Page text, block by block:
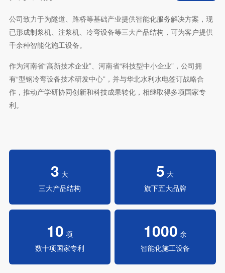
公司致力于为隧道、路桥等基础产业提供智能化服务解决方案，现
已形成制浆机、注浆机、冷弯设备等三大产品结构，可为客户提供
千余种智能化施工设备。
作为河南省“高新技术企业”、河南省“科技型中小企业”，公司拥
有“型钢冷弯设备技术研发中心”，并与华北水利水电签订战略合
作，推动产学研协同创新和科技成果转化，相继取得多项国家专
利。
3 大
三大产品结构
5 大
旗下五大品牌
10 项
数十项国家专利
1000 余
智能化施工设备